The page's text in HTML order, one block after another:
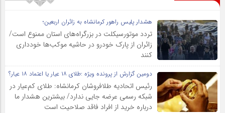
هشدار پلیس راهور کرمانشاه به زائران اربعین؛
تردد موتورسیکلت در بزرگراه‌های استان ممنوع است/
زائران از پارک خودرو در حاشیه موکب‌ها خودداری
کنند
دومین گزارش از پرونده ویژه :طلای ۱۸ عیار یا اعتماد ۱۸ عیار؟
رئیس اتحادیه طلافروشان کرمانشاه: طلای کم‌عیار در
شبکه رسمی عرضه جایی ندارد/ بیشترین هشدار ما
درباره خرید از افراد فاقد صلاحیت است